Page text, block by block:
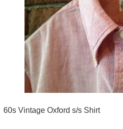
60s Vintage Oxford s/s Shirt